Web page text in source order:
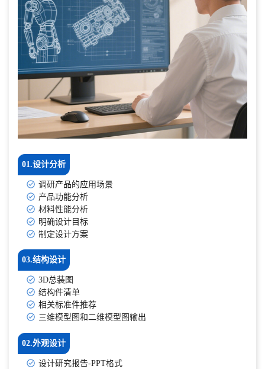
01.设计分析
调研产品的应用场景
产品功能分析
材料性能分析
明确设计目标
制定设计方案
03.结构设计
3D总装图
结构件清单
相关标准件推荐
三维模型图和二维模型图输出
02.外观设计
设计研究报告-PPT格式